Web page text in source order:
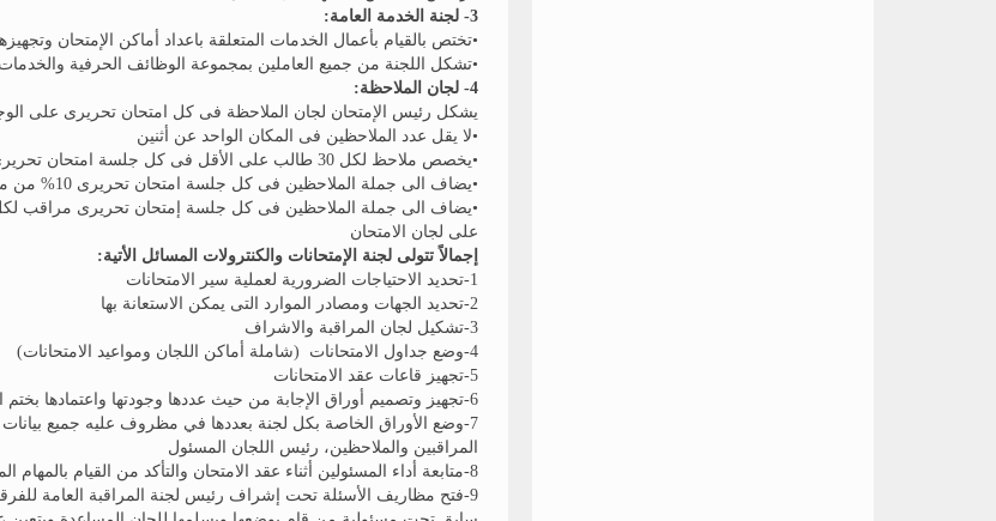
3- لجنة الخدمة العامة:
•تختص بالقيام بأعمال الخدمات المتعلقة باعداد أماكن الإمتحان
•تشكل اللجنة من جميع العاملين بمجموعة الوظائف الحرفية والخدمات
4- لجان الملاحظة:
يشكل رئيس الإمتحان لجان الملاحظة فى كل امتحان تحريرى على
•لا يقل عدد الملاحظين فى المكان الواحد عن أثنين
•يخصص ملاحظ لكل 30 طالب على الأقل فى كل جلسة امتحان تحريرى
•يضاف الى جملة الملاحظين فى كل جلسة امتحان تحريرى 10% من مجموعهم إحتياطياً
•يضاف الى جملة الملاحظين فى كل جلسة إمتحان تحريرى مراقب
على لجان الامتحان
إجمالاً تتولى لجنة الإمتحانات والكنترولات المسائل الأتية:
1-تحديد الاحتياجات الضرورية لعملية سير الامتحانات
2-تحديد الجهات ومصادر الموارد التى يمكن الاستعانة بها
3-تشكيل لجان المراقبة والاشراف
4-وضع جداول الامتحانات (شاملة أماكن اللجان ومواعيد الامتحانات)
5-تجهيز قاعات عقد الامتحانات
6-تجهيز وتصميم أوراق الإجابة من حيث عددها وجودتها واعتمادها بختم الكنترول
7-وضع الأوراق الخاصة بكل لجنة بعددها في مظروف عليه جميع بيانات
المراقبين والملاحظين، رئيس اللجان المسئول
8-متابعة أداء المسئولين أثناء عقد الامتحان والتأكد من القيام بالمهام المسندة إليهم بالشكل المطلوب وكذلك ضبط مخالفات المتقاعسين
9-فتح مظاريف الأسئلة تحت إشراف رئيس لجنة المراقبة العامة